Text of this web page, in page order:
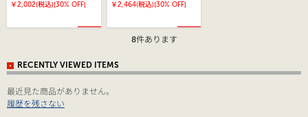
￥2,002(税込)[30% OFF]
￥2,464(税込)[30% OFF]
8件あります
RECENTLY VIEWED ITEMS
最近見た商品がありません。
履歴を残さない